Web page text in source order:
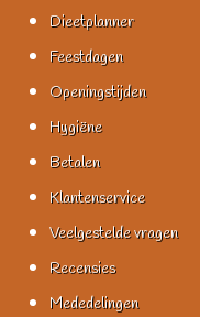
Dieetplanner
Feestdagen
Openingstijden
Hygiëne
Betalen
Klantenservice
Veelgestelde vragen
Recensies
Mededelingen